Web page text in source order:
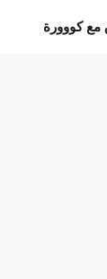
كووورة